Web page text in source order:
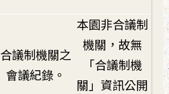
合議制機關之
會議紀錄。
本園非合議制
機關，故無
「合議制機
關」資訊公開